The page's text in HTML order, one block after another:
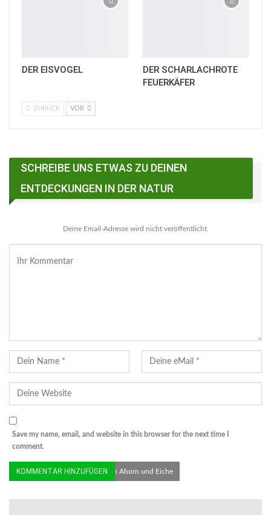
© Stadt Hattingen | Pilzbefall an Ahorn und Eiche
DER EISVOGEL
DER SCHARLACHROTE
FEUERKÄFER
ZURÜCK VOR
SCHREIBE UNS ETWAS ZU DEINEN
ENTDECKUNGEN IN DER NATUR
Deine Email-Adresse wird nicht veröffentlicht.
Save my name, email, and website in this browser for the next time I
comment.